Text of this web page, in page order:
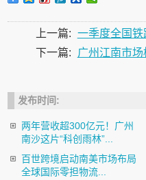
上一篇: 一季度全国
下一篇:
广州江南市
发布时间:
两年营收超300亿元！广州
南沙这片“科创雨林”...
百世跨境启动南美市场布局
全球国际零担物流...